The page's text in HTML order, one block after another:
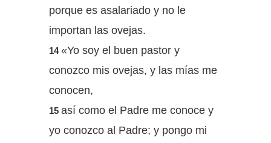
porque es asalariado y no le
importan las ovejas.
14«Yo soy el buen pastor y
conozco mis ovejas, y las mías me
conocen,
15 así como el Padre me conoce y
yo conozco al Padre; y pongo mi